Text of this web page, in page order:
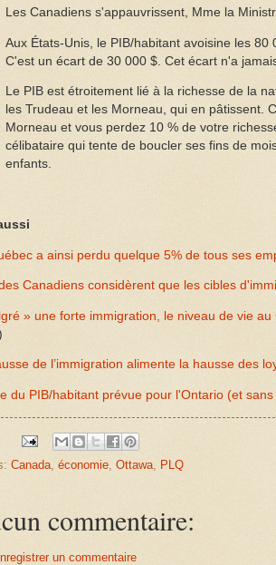
Les Canadiens s'appauvrissent, Mme la
Aux États-Unis, le PIB/habitant avoisine les
C'est un écart de 30 000 $. Cet écart n'a
Le PIB est étroitement lié à la richesse de la
les Trudeau et les Morneau, qui en pâtissent.
Morneau et vous perdez 10 % de votre
célibataire qui tente de boucler ses fins de
enfants.
a ainsi perdu quelque 5% de tous ses
Canadiens considèrent que les cibles
» une forte immigration, le niveau de vie
de l’immigration alimente la hausse des
du PIB/habitant prévue pour l'Ontario (et
Canada économie Ottawa PLQ
commentaire:
un commentaire